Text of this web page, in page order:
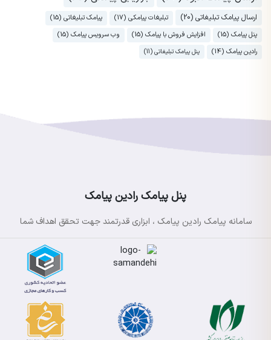
ارسال پیامک تبلیغاتی (20) تبلیغات پیامکی (17)
پیامک تبلیغاتی (15)
پنل پیامک (15)
افزایش فروش با پیامک (15)
وب سرویس پیامک (15)
رادین پیامک (14)
پنل پیامک تبلیغاتی (11)
پنل پیامک رادین پیامک
سامانه پیامک رادین پیامک ، ابزاری قدرتمند جهت تحقق اهداف شما